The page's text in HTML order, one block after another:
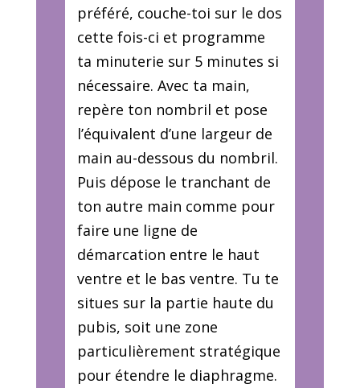
préféré, couche-toi sur le dos
cette fois-ci et programme
ta minuterie sur 5 minutes si
nécessaire. Avec ta main,
repère ton nombril et pose
l’équivalent d’une largeur de
main au-dessous du nombril.
Puis dépose le tranchant de
ton autre main comme pour
faire une ligne de
démarcation entre le haut
ventre et le bas ventre. Tu te
situes sur la partie haute du
pubis, soit une zone
particulièrement stratégique
pour étendre le diaphragme.